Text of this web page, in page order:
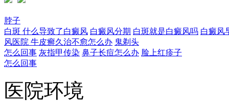
脖子
白斑 什么导致了白癜风 白癜风分期 白斑就是白癜风吗 白癜风
风医院 牛皮癣久治不愈怎么办 鬼剃头
怎么回事 灰指甲传染 鼻子长痘怎么办 脸上红疹子
怎么回事
医院环境